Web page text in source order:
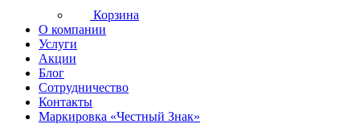
Корзина
О компании
Услуги
Акции
Блог
Сотрудничество
Контакты
Маркировка «Честный Знак»